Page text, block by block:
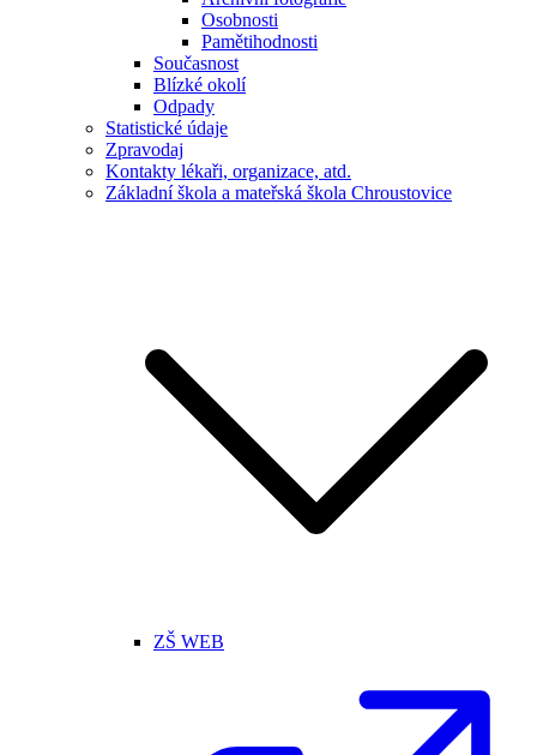
Osobnosti
Pamětihodnosti
Současnost
Blízké okolí
Odpady
Statistické údaje
Zpravodaj
Kontakty lékaři, organizace, atd.
Základní škola a mateřská škola Chroustovice
ZŠ WEB